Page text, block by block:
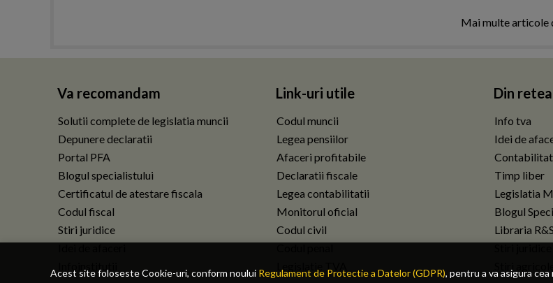
Acest site foloseste Cookie-uri, conform noului Regulament de Protectie a Datelor (GDPR), pentru a va asigura
Mai multe articole
Va recomandam
Solutii complete de legislatia muncii
Depunere declaratii
Portal PFA
Blogul specialistului
Certificatul de atestare fiscala
Codul fiscal
Stiri juridice
Link-uri utile
Codul muncii
Legea pensiilor
Afaceri profitabile
Declaratii fiscale
Legea contabilitatii
Monitorul oficial
Codul civil
Din
Info tva
Idei de
Timp liber
Legislatia
Blogul
Libraria R&S